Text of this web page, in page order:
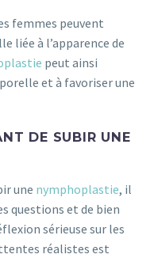
femmes peuvent
liée à l’apparence de
peut ainsi
et à favoriser une
DE SUBIR UNE
une nymphoplastie, il
questions et de bien
sérieuse sur les
réalistes est